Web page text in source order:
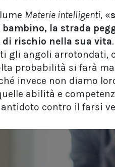
Materie intelligenti, «
la strada
rischio nella sua vita
gli angoli arrotondati,
probabilità si farà
invece non diamo
abilità e
contro il farsi